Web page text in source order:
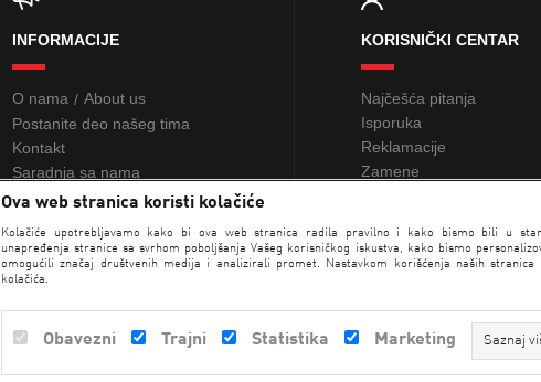
Ova web stranica koristi kolačiće
Kolačiće upotrebljavamo kako bi ova web stranica radila pravilno i kako bismo bili u
unapređenja stranice sa svrhom poboljšanja Vašeg korisničkog iskustva, kako bismo
omogućili značaj društvenih medija i analizirali promet. Nastavkom korišćenja naših stranica
kolačića.
Obavezni Trajni Statistika Marketing Saznaj
INFORMACIJE
O nama / About us
Postanite deo našeg tima
Kontakt
Saradnja sa nama
KORISNIČKI CENTAR
Najčešća pitanja
Isporuka
Reklamacije
Zamene
Loyalty